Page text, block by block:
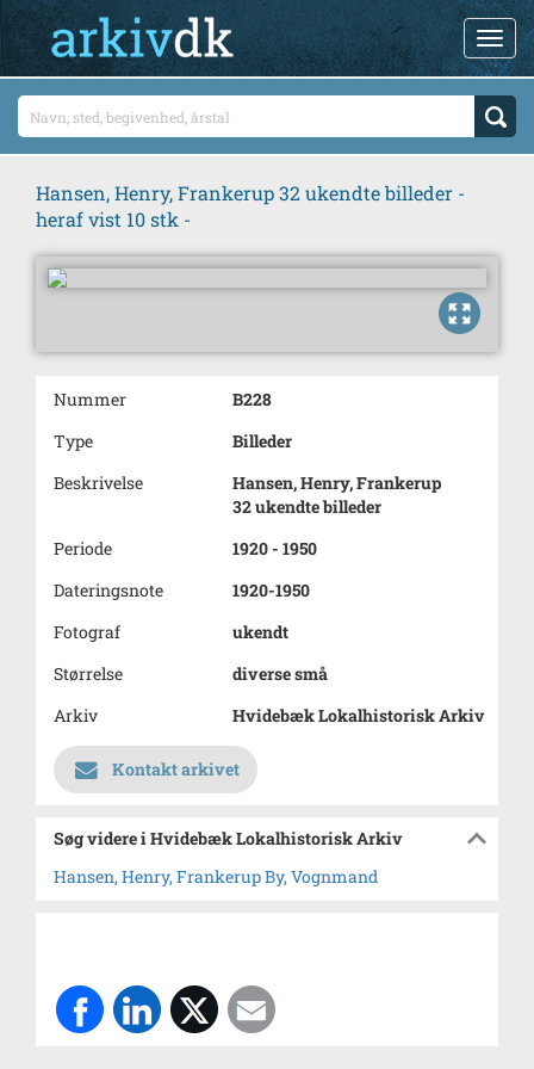
Hansen, Henry, Frankerup 32 ukendte billeder -
heraf vist 10 stk -
Nummer
B228
Type
Billeder
Beskrivelse
Hansen, Henry, Frankerup
32 ukendte billeder
Periode
1920 - 1950
Dateringsnote
1920-1950
Fotograf
ukendt
Størrelse
diverse små
Arkiv
Hvidebæk Lokalhistorisk Arkiv
Kontakt arkivet
Søg videre i Hvidebæk Lokalhistorisk Arkiv
Hansen, Henry, Frankerup By, Vognmand